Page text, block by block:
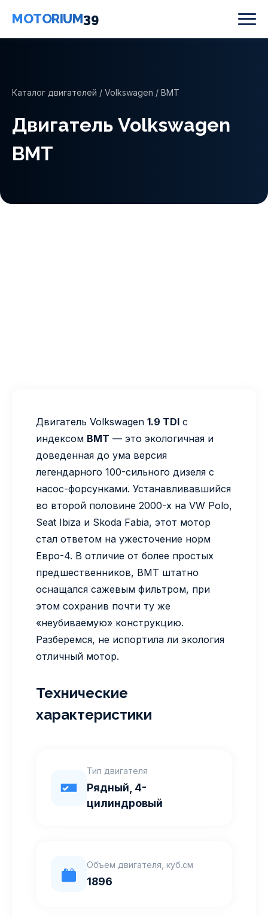
MOTORIUM39
Каталог двигателей / Volkswagen / BMT
Двигатель Volkswagen
BMT
Двигатель Volkswagen 1.9 TDI с
индексом BMT — это экологичная и
доведенная до ума версия
легендарного 100-сильного дизеля с
насос-форсунками. Устанавливавшийся
во второй половине 2000-х на VW Polo,
Seat Ibiza и Skoda Fabia, этот мотор
стал ответом на ужесточение норм
Евро-4. В отличие от более простых
предшественников, BMT штатно
оснащался сажевым фильтром, при
этом сохранив почти ту же
«неубиваемую» конструкцию.
Разберемся, не испортила ли экология
отличный мотор.
Технические
характеристики
Тип двигателя
Рядный, 4-
цилиндровый
Объем двигателя, куб.см
1896